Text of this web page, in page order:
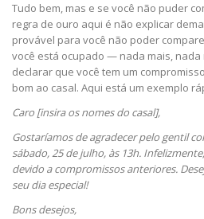
Tudo bem, mas e se você não puder
regra de ouro aqui é não explicar
provável para você não poder
você está ocupado — nada mais, nada
declarar que você tem um
bom ao casal. Aqui está um exemplo
Caro [insira os nomes do casal],
Gostaríamos de agradecer pelo gentil
sábado, 25 de julho, às 13h.
devido a compromissos anteriores.
seu dia especial!
Bons desejos,